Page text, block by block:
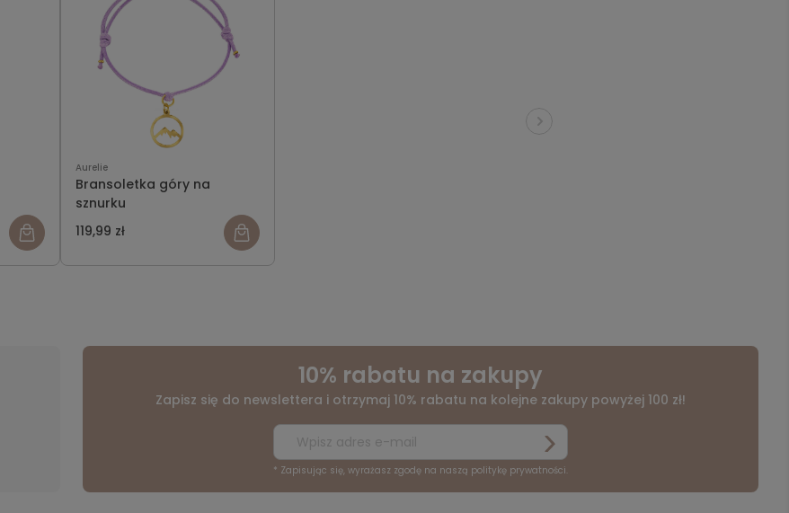
Aurelie
Bransoletka góry na
sznurku
119,99 zł
10% rabatu na zakupy
Zapisz się do newslettera i otrzymaj 10% rabatu na kolejne zakupy powyżej 100 zł!
* Zapisując się, wyrażasz zgodę na naszą politykę prywatności.